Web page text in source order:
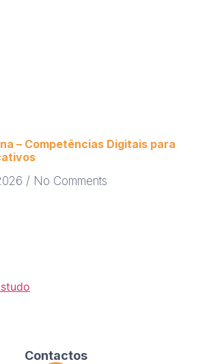
– Competências Digitais para
No Comments
Contactos